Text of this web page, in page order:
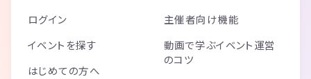
ログイン
イベントを探す
はじめての方へ
主催者向け機能
動画で学ぶイベント運営
のコツ